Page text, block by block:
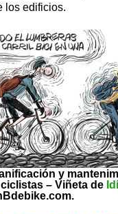
los edificios.
y
– Viñeta de